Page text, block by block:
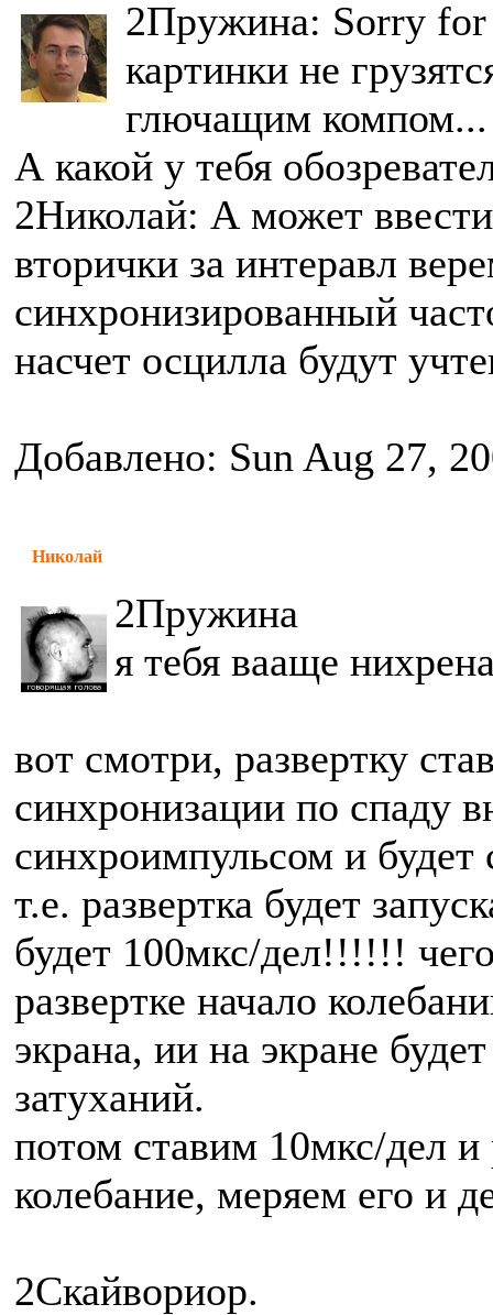
2Пружина: Sorry for
картинки не
глючащим компом...
А какой у тебя
2Николай: А может
вторички за интеравл
синхронизированный
насчет осцилла будут
Добавлено: Sun Aug 27,
Николай
2Пружина
я тебя вааще
вот смотри, развертку
синхронизации по спаду
синхроимпульсом и будет
т.е. развертка будет
будет 100мкс/дел!!!!!!
развертке начало
экрана, ии на экране
затуханий.
потом ставим 10мкс/дел и
колебание, меряем его и
2Скайвориор.